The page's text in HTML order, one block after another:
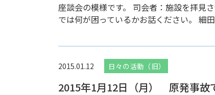
座談会の模様です。 司会者：施設を拝見
では何が困っているかお話ください。 細
2015.01.12 日々の活動（旧）
2015年1月12日（月） 原発事故